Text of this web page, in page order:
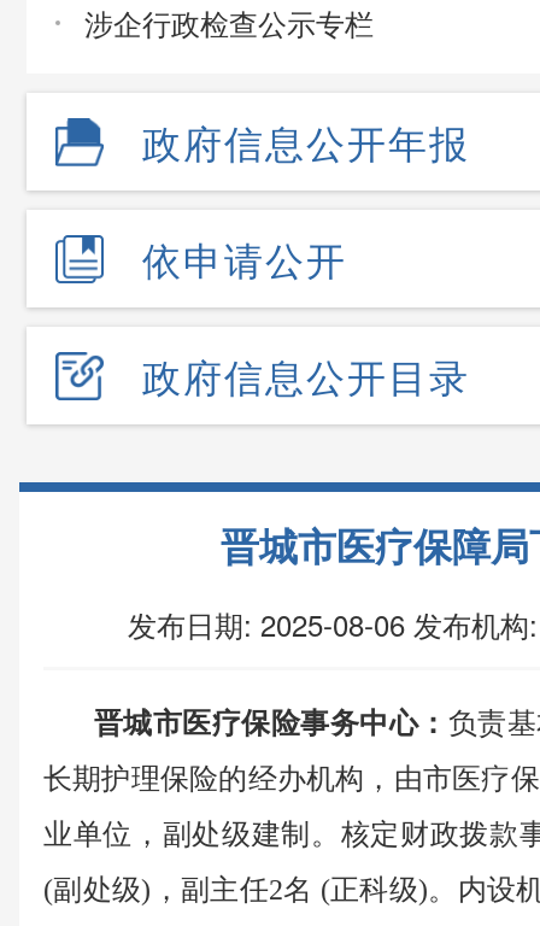
涉企行政检查公示专栏
政府信息公开年报
依申请公开
政府信息公开目录
晋城市医疗保障
发布日期: 2025-08-06 发布机构:
晋城市医疗保险事务中心： 负责
长期护理保险的经办机构，由市医疗
业单位，副处级建制。核定财政拨款
(副处级)，副主任2名 (正科级)。内设